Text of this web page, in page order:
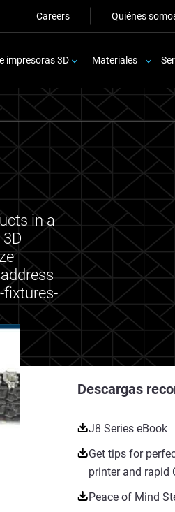
Careers Quiénes
impresoras 3D Materiales
in a
Descargas
J8 Series eBook
Get tips for
printer and rapid
Peace of Mind